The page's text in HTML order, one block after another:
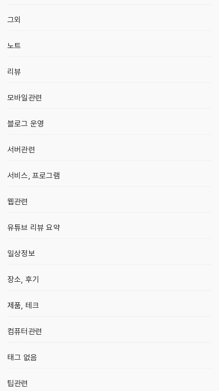
그외
노트
리뷰
모바일관련
블로그 운영
서버관련
서비스, 프로그램
웹관련
유튜브 리뷰 요약
일상정보
장소, 후기
제품, 테크
컴퓨터관련
태그 없음
팁관련